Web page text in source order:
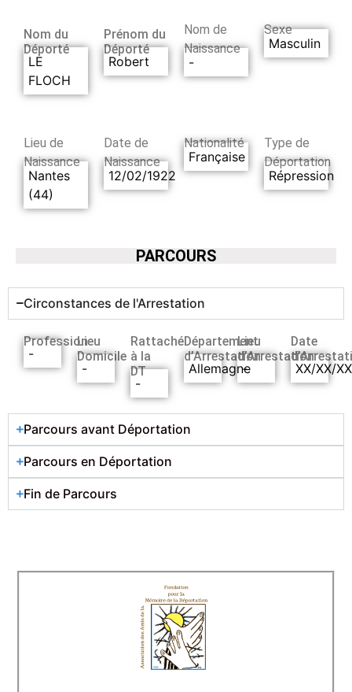
Nom du
Déporté
LE
FLOCH
Prénom du
Déporté
Robert
Nom de
Naissance
-
Sexe
Masculin
Lieu de
Naissance
Nantes
(44)
Date de
Naissance
12/02/1922
Nationalité
Française
Type de
Déportation
Répression
PARCOURS
Circonstances de l'Arrestation
Profession
-
Lieu
Domicile
-
Rattaché
à la
DT
-
Département
d’Arrestation
Allemagne
Lieu
d’Arrestation
-
Date
XX/XX/
Parcours avant Déportation
Parcours en Déportation
Fin de Parcours